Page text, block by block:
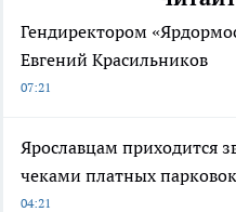
Гендиректором
Евгений Красильников
07:21
Ярославцам приходится
чеками платных парковок
04:21